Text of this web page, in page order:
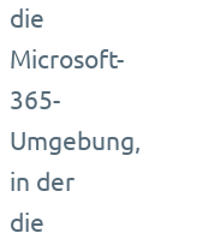
die
Microsoft-
365-
Umgebung,
in der
die